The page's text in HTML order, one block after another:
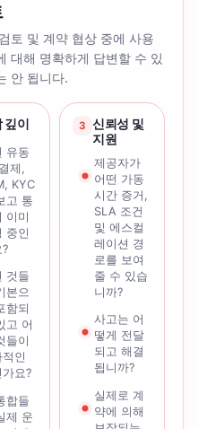
토 및 계약 협상 중에 사용
대해 명확하게 답변할 수 있
안 됩니다.
깊이
유동
제,
KYC
고 통
이미
중인
?
것들
본으
함되
고 어
들이
인
가요?
합들
제 운
3 신뢰성 및
지원
제공자가
어떤 가동
시간 증거,
SLA 조건
및 에스컬
레이션 경
로를 보여
줄 수 있습
니까?
사고는 어
떻게 전달
되고 해결
됩니까?
실제로 계
약에 의해